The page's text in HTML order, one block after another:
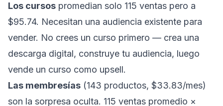
Los cursos promedian solo 115 ventas pero a
$95.74. Necesitan una audiencia existente para
vender. No crees un curso primero — crea una
descarga digital, construye tu audiencia, luego
vende un curso como upsell.
Las membresías (143 productos, $33.83/mes)
son la sorpresa oculta. 115 ventas promedio ×